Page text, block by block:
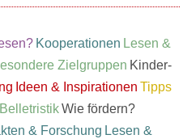
Kooperationen Lesen &
Zielgruppen Kinder-
Ideen & Inspirationen Tipps
Belletristik Wie fördern?
& Forschung Lesen &